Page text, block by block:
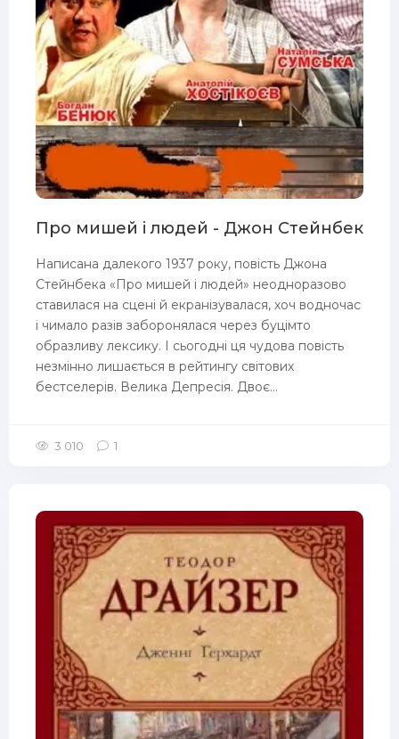
Про мишей і людей - Джон Стейнбек
Написана далекого 1937 року, повість Джона
Стейнбека «Про мишей і людей» неодноразово
ставилася на сцені й екранізувалася, хоч водночас
і чимало разів заборонялася через буцімто
образливу лексику. І сьогодні ця чудова повість
незмінно лишається в рейтингу світових
бестселерів. Велика Депресія. Двоє...
3 010 1